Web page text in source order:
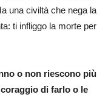
una civiltà che nega la
ti infliggo la morte per
o non riescono più
di farlo o le